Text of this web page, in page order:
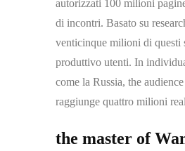
autorizzati 100 milioni
di incontri. Basato su
venticinque milioni di questi
produttivo utenti. In
come la Russia, the
raggiunge quattro milioni
the master of